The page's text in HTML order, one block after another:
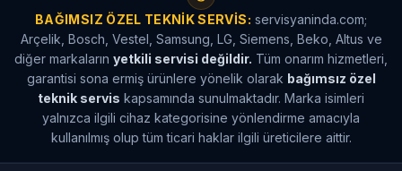
BAĞIMSIZ ÖZEL TEKNIK SERVIS: servisyaninda.com;
Arçelik, Bosch, Vestel, Samsung, LG, Siemens, Beko, Altus ve
diğer markaların yetkili servisi değildir. Tüm onarım hizmetleri,
garantisi sona ermiş ürünlere yönelik olarak bağımsız özel
teknik servis kapsamında sunulmaktadır. Marka isimleri
yalnızca ilgili cihaz kategorisine yönlendirme amacıyla
kullanılmış olup tüm ticari haklar ilgili üreticilere aittir.